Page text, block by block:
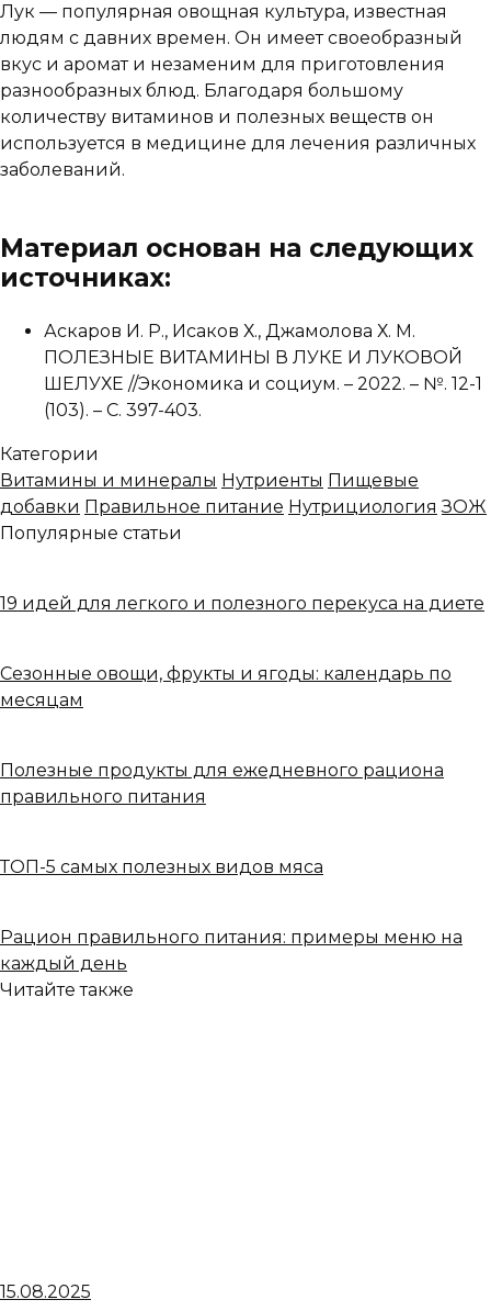
Лук — популярная овощная культура, известная
людям с давних времен. Он имеет своеобразный
вкус и аромат и незаменим для приготовления
разнообразных блюд. Благодаря большому
количеству витаминов и полезных веществ он
используется в медицине для лечения различных
заболеваний.
Материал основан на следующих
источниках:
Аскаров И. Р., Исаков Х., Джамолова Х. М.
ПОЛЕЗНЫЕ ВИТАМИНЫ В ЛУКЕ И ЛУКОВОЙ
ШЕЛУХЕ //Экономика и социум. – 2022. – №. 12-1
(103). – С. 397-403.
Категории
Витамины и минералы Нутриенты Пищевые
добавки Правильное питание Нутрициология ЗОЖ
Популярные статьи
19 идей для легкого и полезного перекуса на диете
Сезонные овощи, фрукты и ягоды: календарь по
месяцам
Полезные продукты для ежедневного рациона
правильного питания
ТОП-5 самых полезных видов мяса
Рацион правильного питания: примеры меню на
каждый день
Читайте также
15.08.2025